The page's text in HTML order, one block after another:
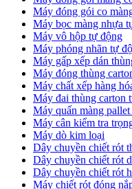
Máy đóng gói co
Máy bọc màng nhựa
Máy vô hộp tự động
Máy phóng nhãn tự
Máy gấp xếp dán
Máy đóng thùng
Máy chất xếp hàng
Máy đai thùng carton
Máy quấn màng
Máy cân kiểm tra
Máy dò kim loại
Dây chuyền chiết rót
Dây chuyền chiết rót
Dây chuyền chiết rót
Máy chiết rót đóng